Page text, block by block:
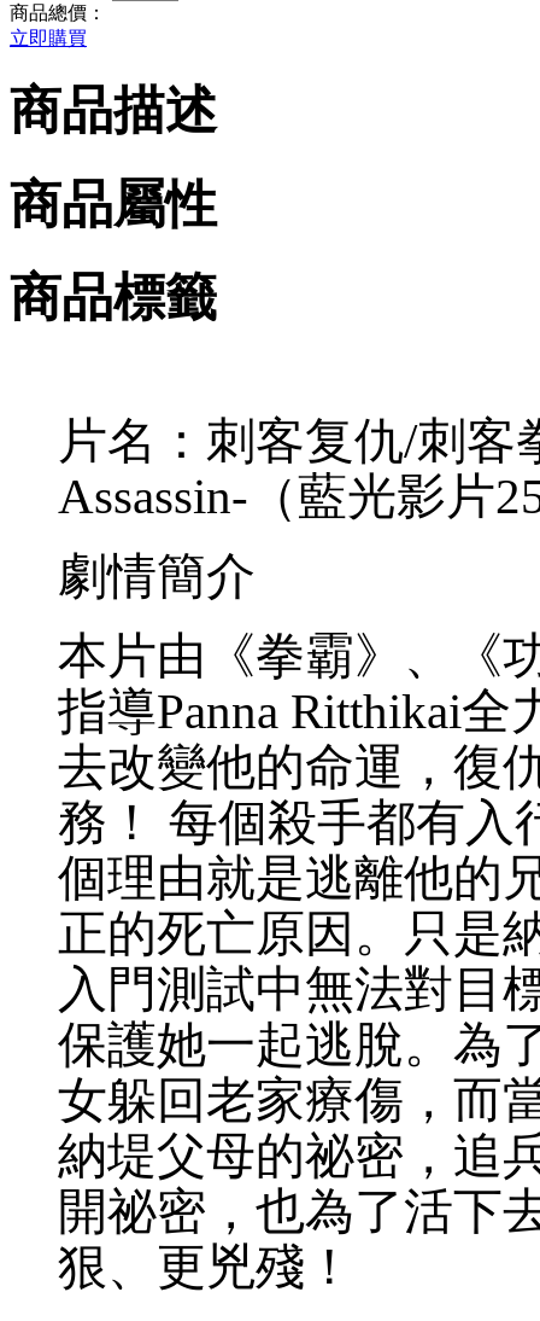
商品總價：
立即購買
商品描述
商品屬性
商品標籤
片名：刺客复仇/刺客
Assassin-（藍光影片
劇情簡介
本片由《拳霸》、《
指導Panna Ritthikai
去改變他的命運，復
務！ 每個殺手都有入
個理由就是逃離他的
正的死亡原因。只是
入門測試中無法對目
保護她一起逃脫。為
女躲回老家療傷，而
納堤父母的祕密，追
開祕密，也為了活下
狠、更兇殘！